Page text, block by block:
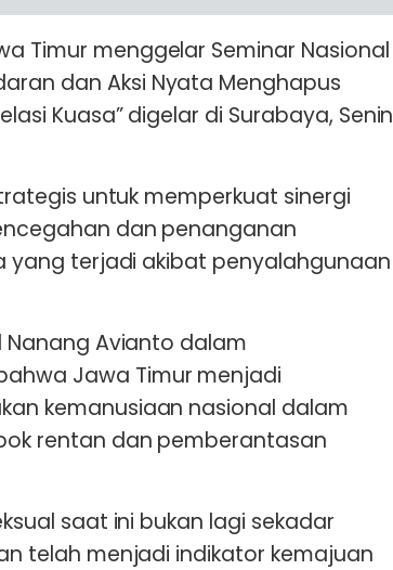
Timur menggelar Seminar Nasional
dan Aksi Nyata Menghapus
Kuasa” digelar di Surabaya, Senin
untuk memperkuat sinergi
dan penanganan
yang terjadi akibat penyalahgunaan
Nanang Avianto dalam
Jawa Timur menjadi
kemanusiaan nasional dalam
rentan dan pemberantasan
saat ini bukan lagi sekadar
telah menjadi indikator kemajuan